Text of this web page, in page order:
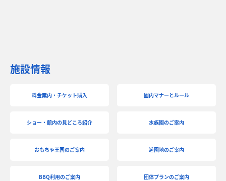
施設情報
料金案内・チケット購入 園内マナーとルール
ショー・館内の見どころ紹介 水族園のご案内
おもちゃ王国のご案内 遊園地のご案内
BBQ利用のご案内 団体プランのご案内